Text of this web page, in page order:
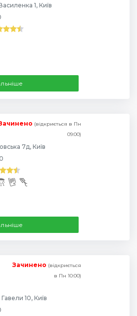
1, Київ
(відкриється в Пн
09:00)
7д, Київ
Зачинено (відкриється
в Пн 10:00)
10, Київ